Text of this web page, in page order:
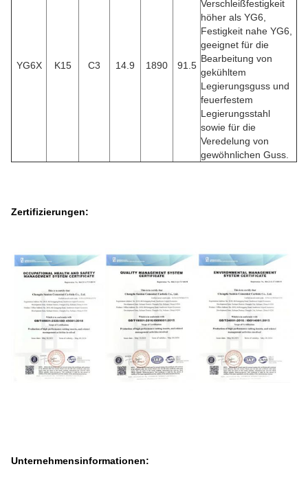
YG6X K15 C3 14.9 1890 91.5
Verschleißfestigkeit
höher als YG6,
Festigkeit nahe YG6,
geeignet für die
Bearbeitung von
gekühltem
Legierungsguss und
feuerfestem
Legierungsstahl
sowie für die
Veredelung von
gewöhnlichen Guss.
Zertifizierungen:
Unternehmensinformationen: